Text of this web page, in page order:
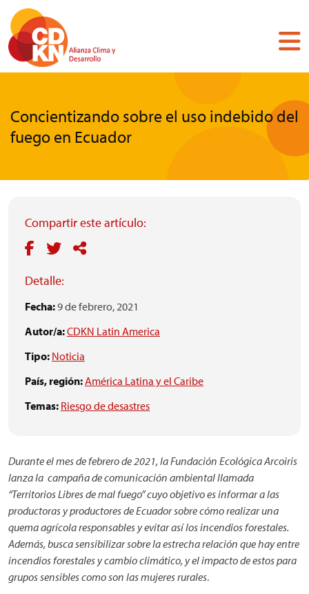
Pasar
contenido
principal
Concientizando sobre el uso indebido del
fuego en Ecuador
Compartir este artículo:
Detalle:
Fecha:9 de febrero, 2021
Autor/a:CDKN Latin America
Tipo: Noticia
País, región:América Latina y el Caribe
Temas: Riesgo de desastres
Durante el mes de febrero de 2021, la Fundación Ecológica Arcoiris
lanza la campaña de comunicación ambiental llamada
“Territorios Libres de mal fuego” cuyo objetivo es informar a las
productoras y productores de Ecuador sobre cómo realizar una
quema agrícola responsables y evitar así los incendios forestales.
Además, busca sensibilizar sobre la estrecha relación que hay entre
incendios forestales y cambio climático, y el impacto de estos para
grupos sensibles como son las mujeres rurales.